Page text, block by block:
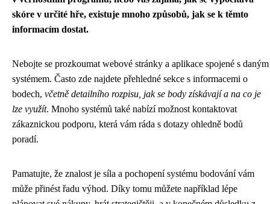
skóre v určité hře, existuje mnoho způsobů, jak se k těmto
informacím dostat.
Nebojte se prozkoumat webové stránky a aplikace spojené s daným
systémem. Často zde najdete přehledné sekce s informacemi o
bodech, včetně detailního rozpisu, jak se body získávají a na co je
lze využít. Mnoho systémů také nabízí možnost kontaktovat
zákaznickou podporu, která vám ráda s dotazy ohledně bodů
poradí.
Pamatujte, že znalost je síla a pochopení systému bodování vám
může přinést řadu výhod. Díky tomu můžete například lépe